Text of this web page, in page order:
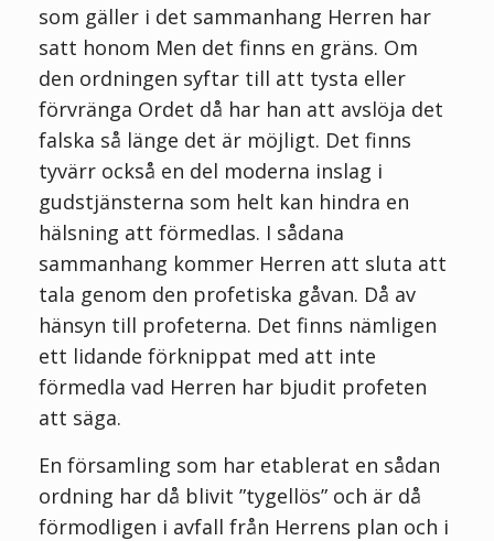
som gäller i det sammanhang Herren har
satt honom Men det finns en gräns. Om
den ordningen syftar till att tysta eller
förvränga Ordet då har han att avslöja det
falska så länge det är möjligt. Det finns
tyvärr också en del moderna inslag i
gudstjänsterna som helt kan hindra en
hälsning att förmedlas. I sådana
sammanhang kommer Herren att sluta att
tala genom den profetiska gåvan. Då av
hänsyn till profeterna. Det finns nämligen
ett lidande förknippat med att inte
förmedla vad Herren har bjudit profeten
att säga.
En församling som har etablerat en sådan
ordning har då blivit ”tygellös” och är då
förmodligen i avfall från Herrens plan och i